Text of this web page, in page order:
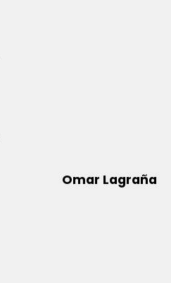
Omar Lagraña